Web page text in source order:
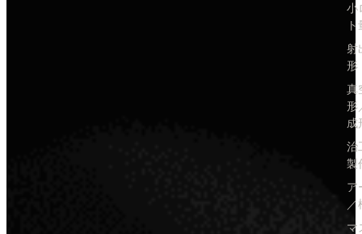
小
射
形
真
形
成
治
製
ア
／
マ